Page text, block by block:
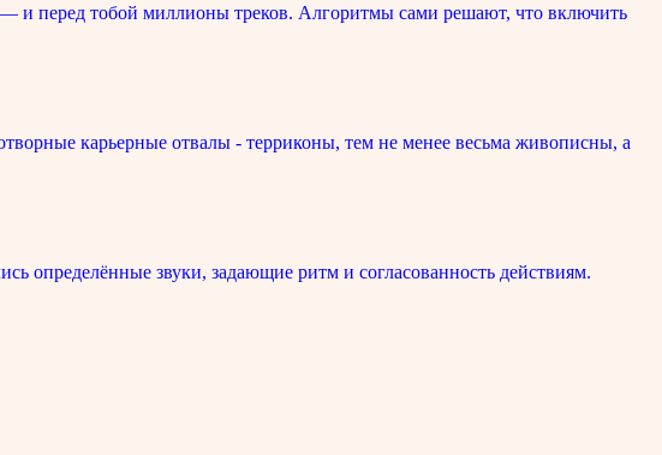
и перед тобой миллионы треков. Алгоритмы сами решают, что включить
карьерные отвалы - терриконы, тем не менее весьма живописны, а
определённые звуки, задающие ритм и согласованность действиям.